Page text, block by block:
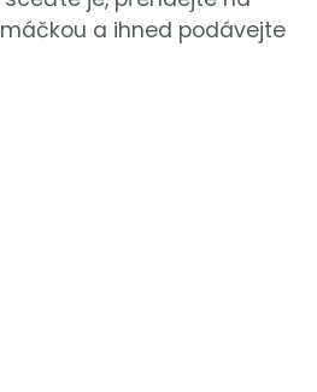
a ihned podávejte